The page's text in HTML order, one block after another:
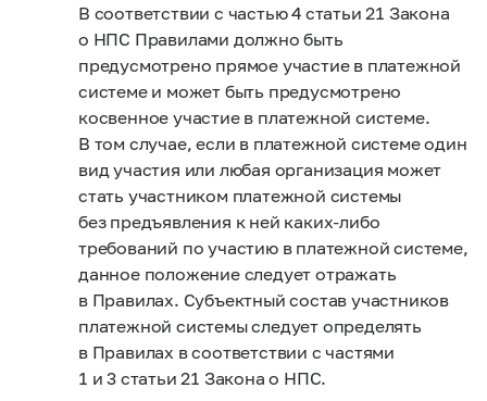
В соответствии с частью 4 статьи 21 Закона
о НПС Правилами должно быть
предусмотрено прямое участие в платежной
системе и может быть предусмотрено
косвенное участие в платежной системе.
В том случае, если в платежной системе один
вид участия или любая организация может
стать участником платежной системы
без предъявления к ней каких-либо
требований по участию в платежной системе,
данное положение следует отражать
в Правилах. Субъектный состав участников
платежной системы следует определять
в Правилах в соответствии с частями
1 и 3 статьи 21 Закона о НПС.